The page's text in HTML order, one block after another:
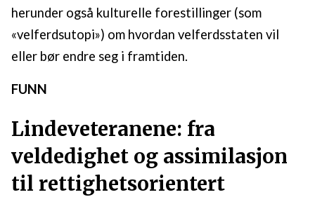
herunder også kulturelle forestillinger (som
«velferdsutopi») om hvordan velferdsstaten vil
eller bør endre seg i framtiden.
FUNN
Lindeveteranene: fra
veldedighet og assimilasjon
til rettighetsorientert